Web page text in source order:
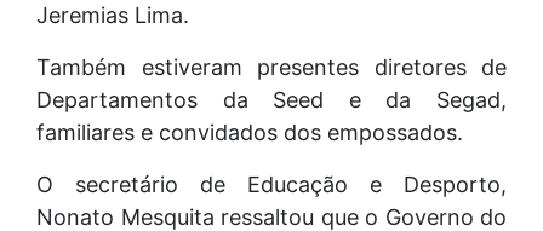
Jeremias Lima.
Também estiveram presentes diretores de
Departamentos da Seed e da Segad,
familiares e convidados dos empossados.
O secretário de Educação e Desporto,
Nonato Mesquita ressaltou que o Governo do